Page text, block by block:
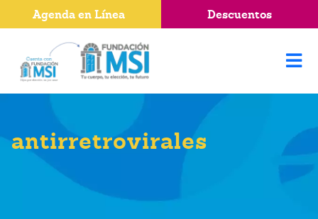
antirretrovirales
Agenda en Línea Descuentos